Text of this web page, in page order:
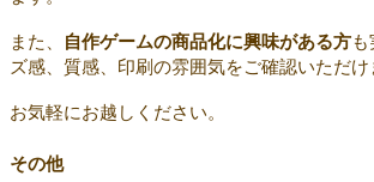
また、 自作ゲームの商品化に興味がある方も
ズ感、質感、印刷の雰囲気をご確認いただけ
お気軽にお越しください。
その他